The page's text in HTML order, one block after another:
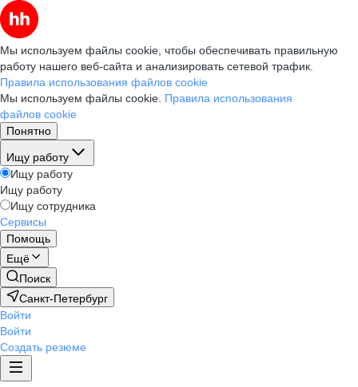
Мы используем файлы cookie, чтобы обеспечивать правильную
работу нашего веб-сайта и анализировать сетевой трафик.
Правила использования файлов cookie
Мы используем файлы cookie. Правила использования
файлов cookie
Понятно
Ищу работу
Ищу работу
Ищу работу
Ищу сотрудника
Сервисы
Помощь
Ещё
Поиск
Санкт-Петербург
Войти
Войти
Создать резюме